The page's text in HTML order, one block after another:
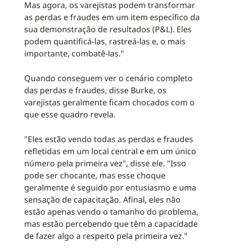
Mas agora, os varejistas podem transformar
as perdas e fraudes em um item específico da
sua demonstração de resultados (P&L). Eles
podem quantificá-las, rastreá-las e, o mais
importante, combatê-las."
Quando conseguem ver o cenário completo
das perdas e fraudes, disse Burke, os
varejistas geralmente ficam chocados com o
que esse quadro revela.
"Eles estão vendo todas as perdas e fraudes
refletidas em um local central e em um único
número pela primeira vez", disse ele. "Isso
pode ser chocante, mas esse choque
geralmente é seguido por entusiasmo e uma
sensação de capacitação. Afinal, eles não
estão apenas vendo o tamanho do problema,
mas estão percebendo que têm a capacidade
de fazer algo a respeito pela primeira vez."